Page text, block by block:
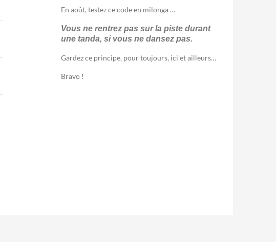
En août, testez ce code en milonga …
Vous ne rentrez pas sur la piste durant
une tanda, si vous ne dansez pas.
Gardez ce principe, pour toujours, ici et ailleurs…
Bravo !